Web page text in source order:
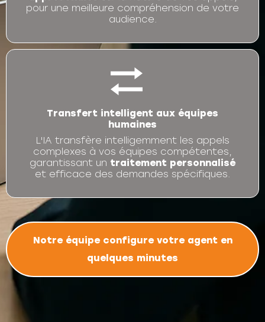
pour une meilleure compréhension de votre
audience.
Transfert intelligent aux équipes
humaines
L'IA transfère intelligemment les appels
complexes à vos équipes compétentes,
garantissant un traitement personnalisé
et efficace des demandes spécifiques.
Notre équipe configure votre agent en
quelques minutes